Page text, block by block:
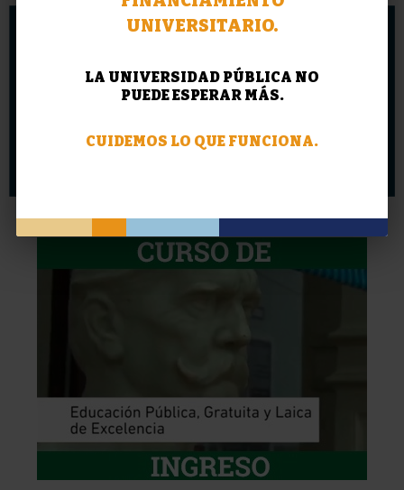
UNIVERSITARIO.
LA UNIVERSIDAD PÚBLICA NO
PUEDE ESPERAR MÁS.
CUIDEMOS LO QUE FUNCIONA.